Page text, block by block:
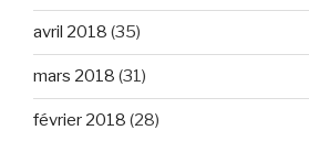
avril 2018 (35)
mars 2018 (31)
février 2018 (28)